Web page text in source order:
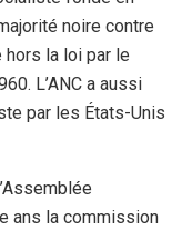
noire contre
hors la loi par le
L’ANC a aussi
par les États-Unis
ans la commission